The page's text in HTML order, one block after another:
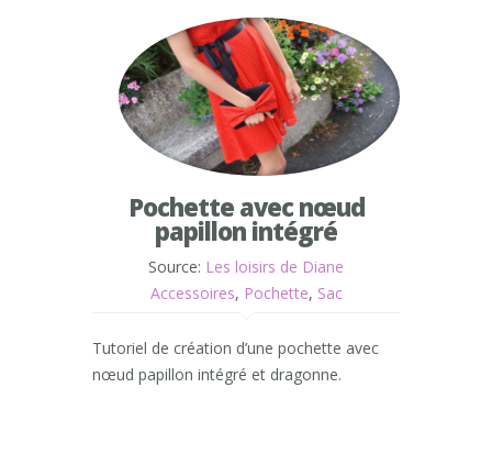
Pochette avec nœud
papillon intégré
Source: Les loisirs de Diane
Accessoires, Pochette, Sac
Tutoriel de création d’une pochette avec
nœud papillon intégré et dragonne.